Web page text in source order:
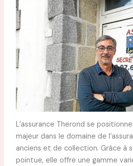
L’assurance Therond se
majeur dans le domaine de
anciens et de collection. Grâce à
pointue, elle offre une gamme